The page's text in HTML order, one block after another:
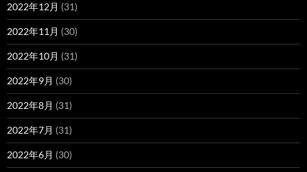
2022年12月 (31)
2022年11月 (30)
2022年10月 (31)
2022年9月 (30)
2022年8月 (31)
2022年7月 (31)
2022年6月 (30)